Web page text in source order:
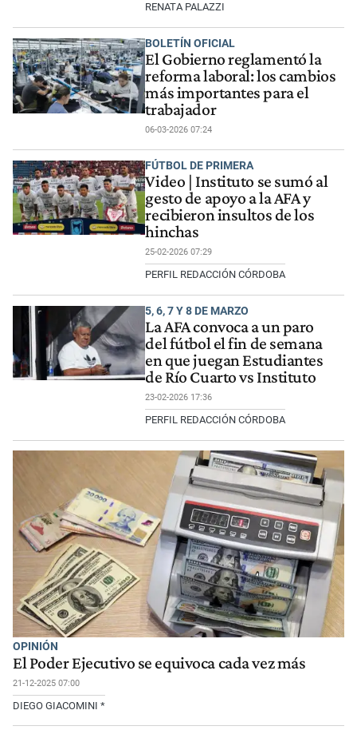
RENATA PALAZZI
BOLETÍN OFICIAL
El Gobierno reglamentó la
reforma laboral: los cambios
más importantes para el
trabajador
06-03-2026 07:24
FÚTBOL DE PRIMERA
Video | Instituto se sumó al
gesto de apoyo a la AFA y
recibieron insultos de los
hinchas
25-02-2026 07:29
PERFIL REDACCIÓN CÓRDOBA
5, 6, 7 Y 8 DE MARZO
La AFA convoca a un paro
del fútbol el fin de semana
en que juegan Estudiantes
de Río Cuarto vs Instituto
23-02-2026 17:36
PERFIL REDACCIÓN CÓRDOBA
OPINIÓN
El Poder Ejecutivo se equivoca cada vez más
21-12-2025 07:00
DIEGO GIACOMINI *